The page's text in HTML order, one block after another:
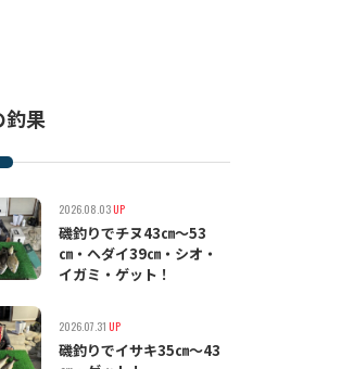
釣果
2026.08.03UP
磯釣りでチヌ43㎝〜53
㎝・ヘダイ39㎝・シオ・
イガミ・ゲット！
2026.07.31 UP
磯釣りでイサキ35㎝〜43